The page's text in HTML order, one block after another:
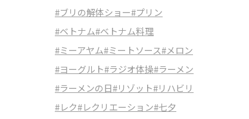
#ブリの解体ショー#プリン
#ベトナム#ベトナム料理
#ミーアヤム#ミートソース#メロン
#ヨーグルト#ラジオ体操#ラーメン
#ラーメンの日#リゾット#リハビリ
#レク#レクリエーション#七夕